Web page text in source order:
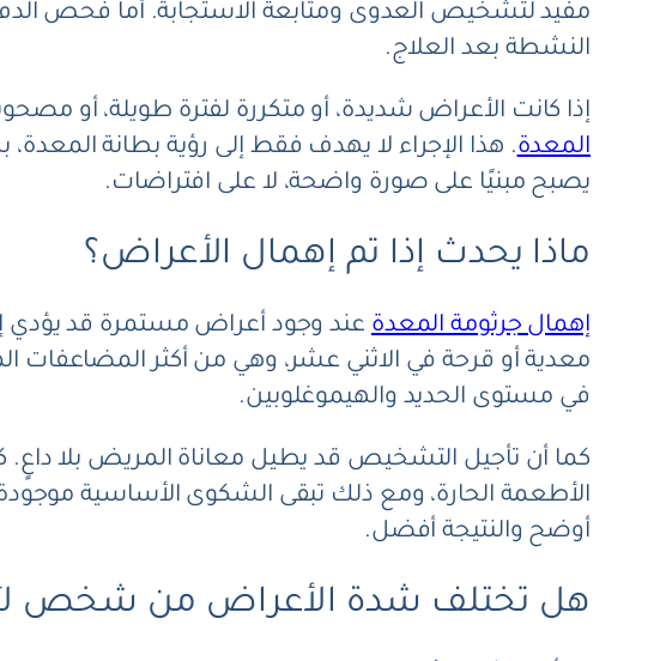
مفيد لتشخيص العدوى ومتابعة الاستجابة. أما فحص
النشطة بعد العلاج.
إذا كانت الأعراض شديدة، أو متكررة لفترة طويلة، أو
المعدة. هذا الإجراء لا يهدف فقط إلى رؤية بطانة المعدة،
يصبح مبنيًا على صورة واضحة، لا على افتراضات.
ماذا يحدث إذا تم إهمال الأعراض؟
إهمال جرثومة المعدةعند وجود أعراض مستمرة قد يؤدي
معدية أو قرحة في الاثني عشر، وهي من أكثر المضاعفات
في مستوى الحديد والهيموغلوبين.
كما أن تأجيل التشخيص قد يطيل معاناة المريض بلا داعٍ.
الأطعمة الحارة، ومع ذلك تبقى الشكوى الأساسية
أوضح والنتيجة أفضل.
هل تختلف شدة الأعراض من شخص